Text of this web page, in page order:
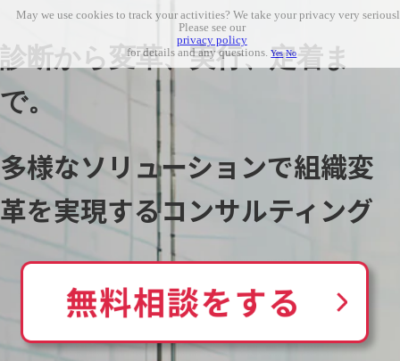
診断から変革、実行、定着ま
で。
多様なソリューションで組織変
革を実現するコンサルティング
May we use cookies to track your activities? We take your privacy very
Please see our
privacy policy
for details and any questions.Yes No